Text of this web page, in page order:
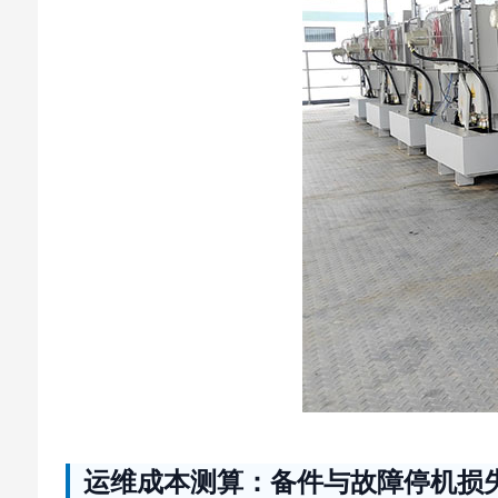
运维成本测算：备件与故障停机损